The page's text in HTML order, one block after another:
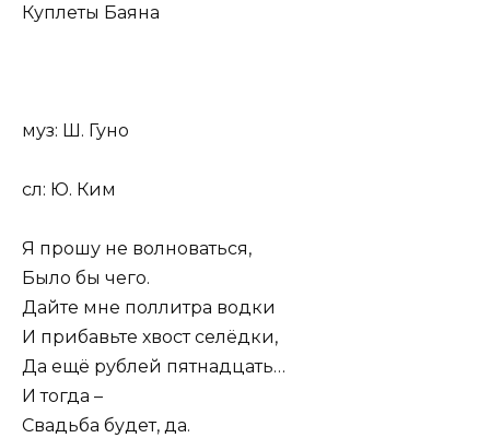
Куплеты Баяна
муз: Ш. Гуно
сл: Ю. Ким
Я прошу не волноваться,
Было бы чего.
Дайте мне поллитра водки
И прибавьте хвост селёдки,
Да ещё рублей пятнадцать…
И тогда –
Свадьба будет, да.